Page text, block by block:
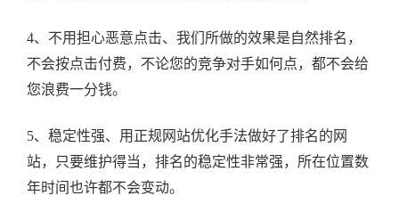
4、不用担心恶意点击、我们所做的效果是自然排名，
不会按点击付费，不论您的竞争对手如何点，都不会给
您浪费一分钱。
5、稳定性强、用正规网站优化手法做好了排名的网
站，只要维护得当，排名的稳定性非常强，所在位置数
年时间也许都不会变动。